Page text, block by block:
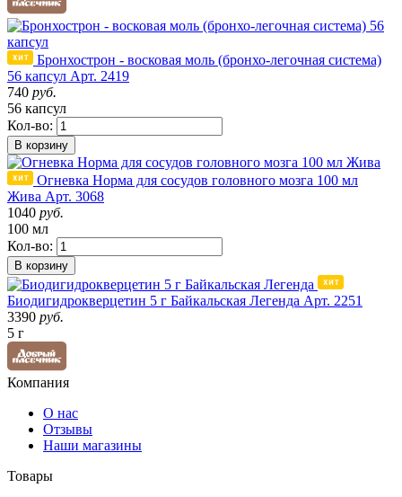
Бронхострон - восковая моль (бронхо-легочная система)
56 капсул Арт. 2419
740 руб.
56 капсул
Кол-во:
В корзину
Огневка Норма для сосудов головного мозга 100 мл
Жива Арт. 3068
1040 руб.
100 мл
Кол-во:
В корзину
Биодигидрокверцетин 5 г Байкальская Легенда Арт. 2251
3390 руб.
5 г
Компания
О нас
Отзывы
Наши магазины
Товары